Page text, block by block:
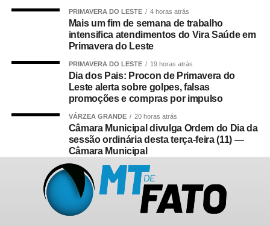
PRIMAVERA DO LESTE 4 horas atrás
Mais um fim de semana de trabalho
intensifica atendimentos do Vira Saúde em
Primavera do Leste
PRIMAVERA DO LESTE 19 horas atrás
Dia dos Pais: Procon de Primavera do
Leste alerta sobre golpes, falsas
promoções e compras por impulso
VÁRZEA GRANDE 20 horas atrás
Câmara Municipal divulga Ordem do Dia da
sessão ordinária desta terça-feira (11) —
Câmara Municipal